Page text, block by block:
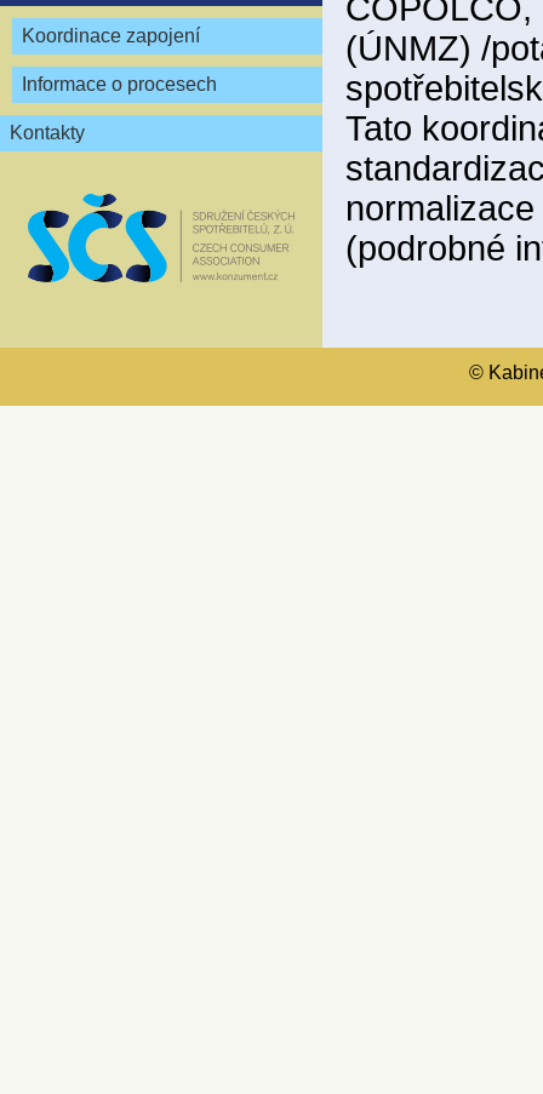
Koordinace zapojení
Informace o procesech
Kontakty
(ÚNMZ) /
Tato
(podrobné
©